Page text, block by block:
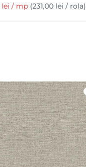
lei / mp (231,00 lei / rola)